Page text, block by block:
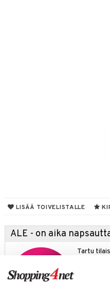
LISÄÄ TOIVELISTALLE
ALE - on aika
Tartu